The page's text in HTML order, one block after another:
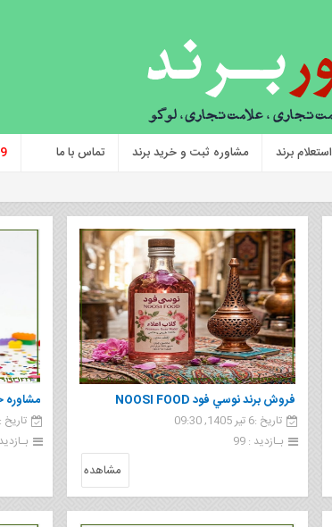
استعلام برند مشاوره ثبت و خرید برند تماس با ما
فروش برند نوسي فود NOOSI FOOD
تاریخ :6 تیر 1405, 09:30
بـازدید : 99
مشاهده
تاریخ :1 تیر 1405, 09:53
بـازدید